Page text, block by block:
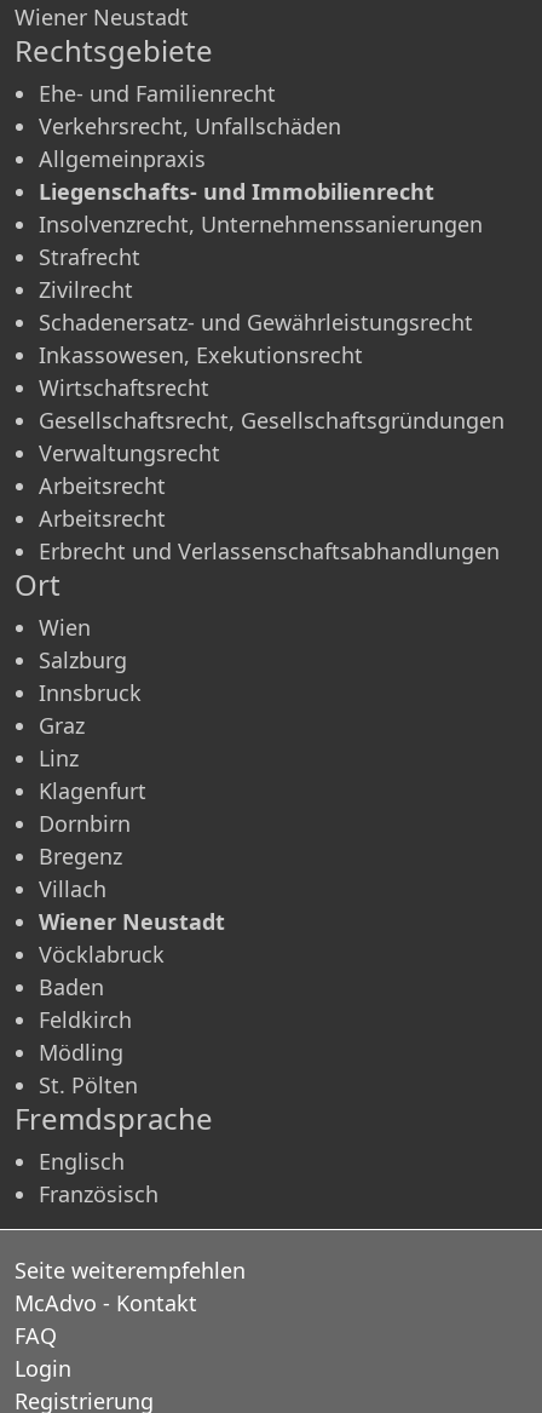
Wiener Neustadt
Rechtsgebiete
Ehe- und Familienrecht
Verkehrsrecht, Unfallschäden
Allgemeinpraxis
Liegenschafts- und Immobilienrecht
Insolvenzrecht, Unternehmenssanierungen
Strafrecht
Zivilrecht
Schadenersatz- und Gewährleistungsrecht
Inkassowesen, Exekutionsrecht
Wirtschaftsrecht
Gesellschaftsrecht, Gesellschaftsgründungen
Verwaltungsrecht
Arbeitsrecht
Arbeitsrecht
Erbrecht und Verlassenschaftsabhandlungen
Ort
Wien
Salzburg
Innsbruck
Graz
Linz
Klagenfurt
Dornbirn
Bregenz
Villach
Wiener Neustadt
Vöcklabruck
Baden
Feldkirch
Mödling
St. Pölten
Fremdsprache
Englisch
Französisch
Seite weiterempfehlen
McAdvo - Kontakt
FAQ
Login
Registrierung